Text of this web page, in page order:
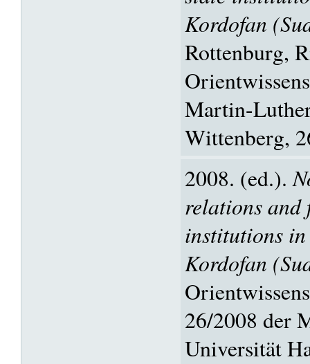
Kordofan
Rottenburg,
Martin-
Wittenberg,
2008. (ed.).
relations
institutions
Kordofan
26/2008 der
Universität